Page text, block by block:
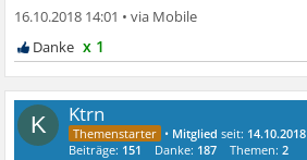
16.10.2018 14:01 •
x 1
K Ktrn
• Mitglied seit: 14.10.2018
Beiträge: 151 Danke: 187 Themen:2